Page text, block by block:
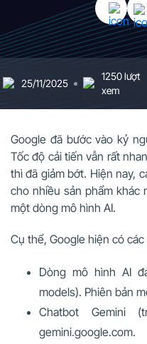
25/11/2025
1250 lượt
xem
Google đã bước vào kỷ
Tốc độ cải tiến vẫn rất
thì đã giảm bớt. Hiện nay,
cho nhiều sản phẩm khác
một dòng mô hình AI.
Cụ thể, Google hiện có
Dòng mô hình AI
models). Phiên bản
Chatbot Gemini
gemini.google.com.